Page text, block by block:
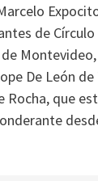
de
De León
Rocha, que